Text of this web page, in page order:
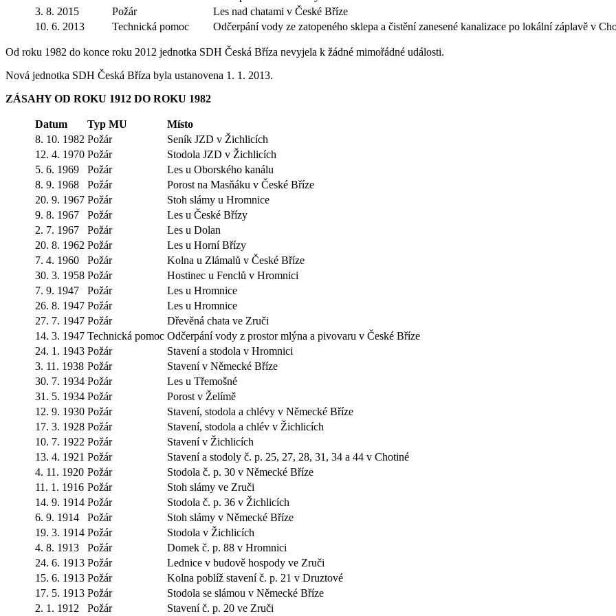
3. 8. 2015
Požár
Les nad chatami v České Bříze
10. 6. 2013
Technická pomoc Odčerpání vody ze zatopeného sklepa a čistění zanesené kanalizace po lokální záplavě v
Od roku 1982 do konce roku 2012 jednotka SDH Česká Bříza nevyjela k žádné mimořádné události.
Nová jednotka SDH Česká Bříza byla ustanovena 1. 1. 2013.
ZÁSAHY OD ROKU 1912 DO ROKU 1982
Datum Typ MU
Místo
8. 10. 1982 Požár
Seník JZD v Žichlicích
12. 4. 1970 Požár
Stodola JZD v Žichlicích
5. 6. 1969
Požár
Les u Oborského kanálu
8. 9. 1968
Požár
Porost na Masňáku v České Bříze
20. 9. 1967 Požár
Stoh slámy u Hromnice
9. 8. 1967
Požár
Les u České Břízy
2. 7. 1967
Požár
Les u Dolan
20. 8. 1962 Požár
Les u Horní Břízy
7. 4. 1960
Požár
Kolna u Zlámalů v České Bříze
30. 3. 1958 Požár
Hostinec u Fenclů v Hromnici
7. 9. 1947
Požár
Les u Hromnice
26. 8. 1947 Požár
Les u Hromnice
27. 7. 1947 Požár
Dřevěná chata ve Zruči
14. 3. 1947 Technická pomoc Odčerpání vody z prostor mlýna a pivovaru v České Bříze
24. 1. 1943 Požár
Stavení a stodola v Hromnici
3. 11. 1938 Požár
Stavení v Německé Bříze
30. 7. 1934 Požár
Les u Třemošné
31. 5. 1934 Požár
Porost v Želímě
12. 9. 1930 Požár
Stavení, stodola a chlévy v Německé Bříze
17. 3. 1928 Požár
Stavení, stodola a chlév v Žichlicích
10. 7. 1922 Požár
Stavení v Žichlicích
13. 4. 1921 Požár
Stavení a stodoly č. p. 25, 27, 28, 31, 34 a 44 v Chotiné
4. 11. 1920 Požár
Stodola č. p. 30 v Německé Bříze
11. 1. 1916 Požár
Stoh slámy ve Zruči
14. 9. 1914 Požár
Stodola č. p. 36 v Žichlicích
6. 9. 1914
Požár
Stoh slámy v Německé Bříze
19. 3. 1914 Požár
Stodola v Žichlicích
4. 8. 1913
Požár
Domek č. p. 88 v Hromnici
24. 6. 1913 Požár
Lednice v budově hospody ve Zruči
15. 6. 1913 Požár
Kolna poblíž stavení č. p. 21 v Druztové
17. 5. 1913 Požár
Stodola se slámou v Německé Bříze
2. 1. 1912
Požár Stavení č. p. 20 ve Zruči